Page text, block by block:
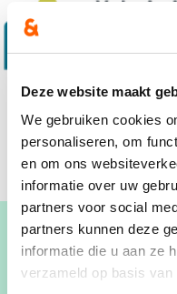
Deze website maakt
We gebruiken cookies
personaliseren, om
en om ons
informatie over uw
partners voor social
partners kunnen deze
informatie die u aan ze
verzameld op basis
Wanneer